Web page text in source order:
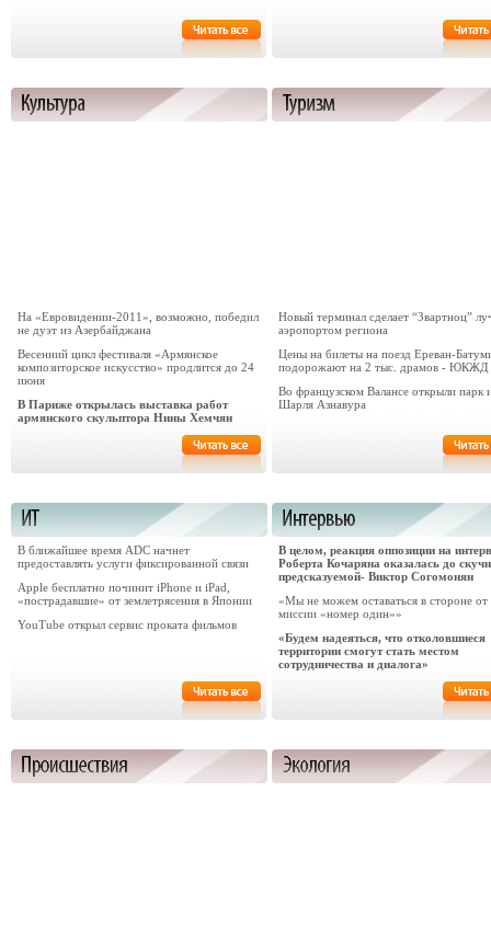
На «Евровидении-2011», возможно, победил
не дуэт из Азербайджана
Весенний цикл фестиваля «Армянское
композиторское искусство» продлится до 24
июня
В Париже открылась выставка работ
армянского скульптора Нины Хемчян
Новый терминал сделает “Звартноц”
аэропортом региона
Цены на билеты на поезд Ереван-
подорожают на 2 тыс. драмов - ЮКЖД
Во французском Валансе открыли парк
Шарля Азнавура
В ближайшее время ADC начнет
предоставлять услуги фиксированной связи
Apple бесплатно починит iPhone и iPad,
«пострадавшие» от землетрясения в Японии
YouTube открыл сервис проката фильмов
В целом, реакция оппозиции на
Роберта Кочаряна оказалась до
предсказуемой- Виктор Согомонян
«Мы не можем оставаться в стороне от
миссии «номер один»»
«Будем надеяться, что отколовшиеся
территории смогут стать местом
сотрудничества и диалога»